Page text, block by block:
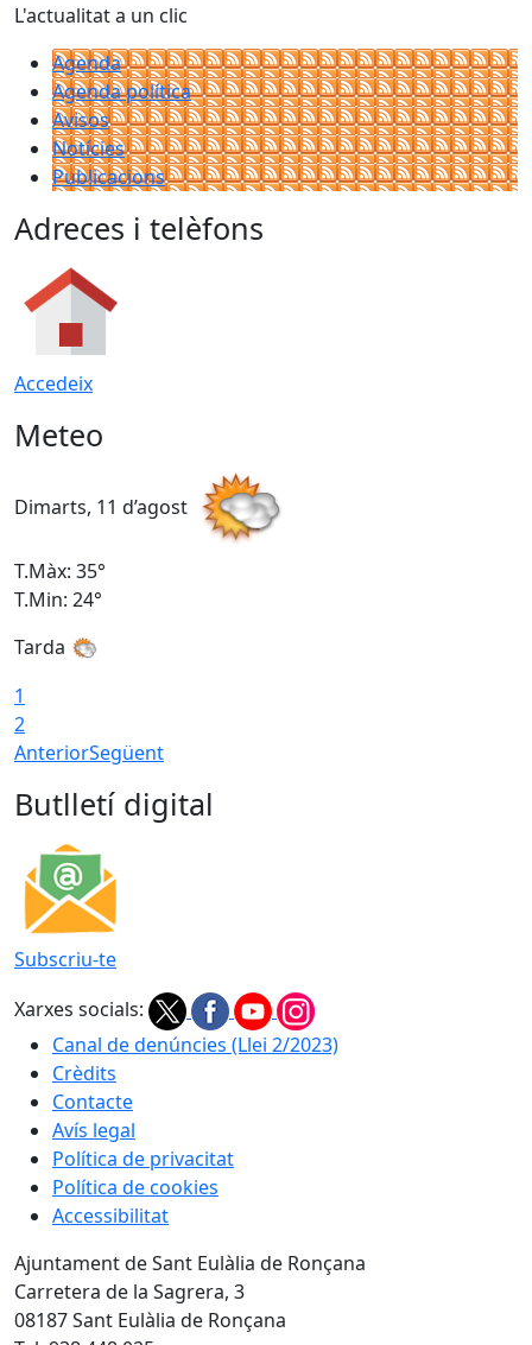
L'actualitat a un clic
Agenda
Agenda política
Avisos
Notícies
Publicacions
Adreces i telèfons
Accedeix
Meteo
Dimarts, 11 d’agost
T.Màx: 35°
T.Min: 24°
Tarda
1
2
AnteriorSegüent
Butlletí digital
Subscriu-te
Xarxes socials:
Canal de denúncies (Llei 2/2023)
Crèdits
Contacte
Avís legal
Política de privacitat
Política de cookies
Accessibilitat
Ajuntament de Sant Eulàlia de Ronçana
Carretera de la Sagrera, 3
08187 Sant Eulàlia de Ronçana